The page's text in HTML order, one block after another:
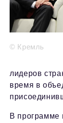
© Кремль
лидеров
время в
В программе